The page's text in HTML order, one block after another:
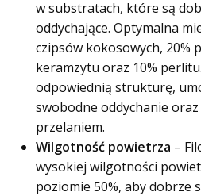
w substratach, które są
oddychające. Optymalna
czipsów kokosowych, 20%
keramzytu oraz 10%
odpowiednią strukturę,
swobodne oddychanie
przelaniem.
Wilgotność powietrza –
wysokiej wilgotności
poziomie 50%, aby dobrze